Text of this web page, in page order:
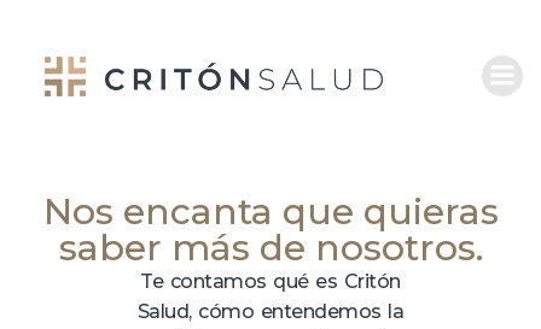
Nos encanta que quieras
saber más de nosotros.
Te contamos qué es Critón
Salud, cómo entendemos la